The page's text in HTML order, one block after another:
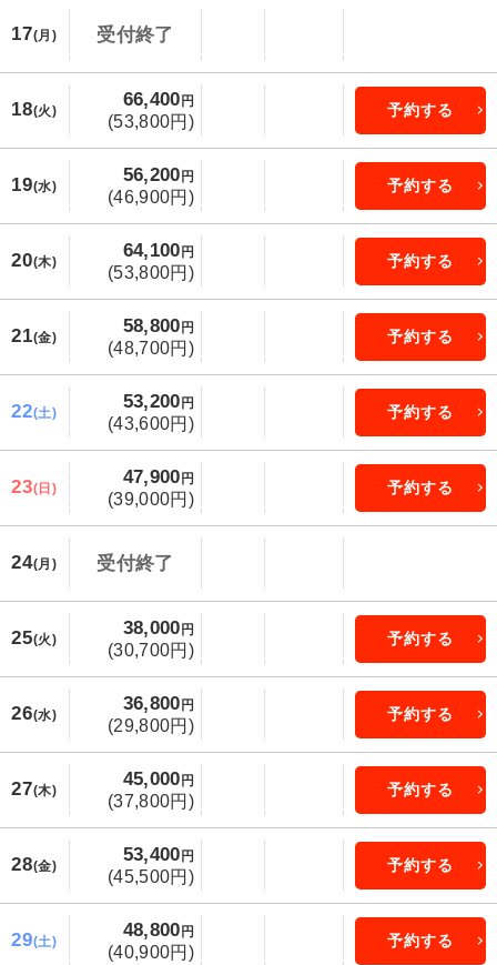
17(月) 受付終了
18(火)
66,400円
(53,800円)
予約する
19(水)
56,200円
(46,900円)
予約する
20(木)
64,100円
(53,800円)
予約する
21(金)
58,800円
(48,700円)
予約する
22(土)
53,200円
(43,600円)
予約する
23(日)
47,900円
(39,000円)
予約する
24(月) 受付終了
25(火)
38,000円
(30,700円)
予約する
26(水)
36,800円
(29,800円)
予約する
27(木)
45,000円
(37,800円)
予約する
28(金)
53,400円
(45,500円)
予約する
29(土)
48,800円
(40,900円)
予約する